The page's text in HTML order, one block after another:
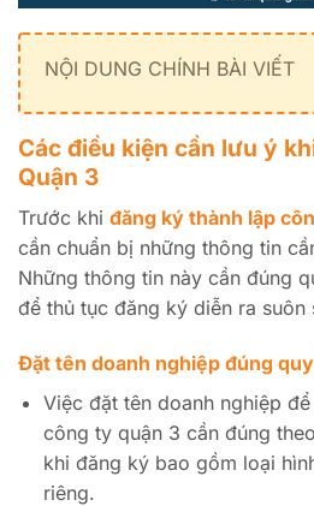
NỘI DUNG CHÍNH BÀI VIẾT
Các điều kiện cần lưu ý
Quận 3
Trước khi đăng ký thành lập
cần chuẩn bị những thông tin
Những thông tin này cần đúng
để thủ tục đăng ký diễn ra suôn
Đặt tên doanh nghiệp đúng
Việc đặt tên doanh nghiệp
công ty quận 3 cần đúng
khi đăng ký bao gồm loại
riêng.